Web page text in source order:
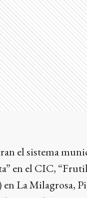
el sistema
en el CIC,
La Milagrosa,